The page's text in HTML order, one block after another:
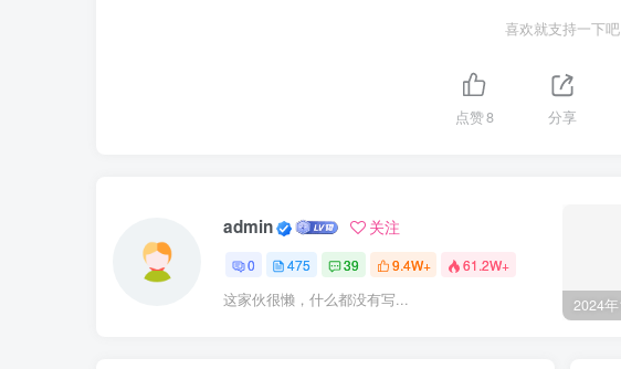
喜欢就支持一下吧
点赞8 分享
admin 关注
0 475 39 9.4W+ 61.2W+
这家伙很懒，什么都没有写...